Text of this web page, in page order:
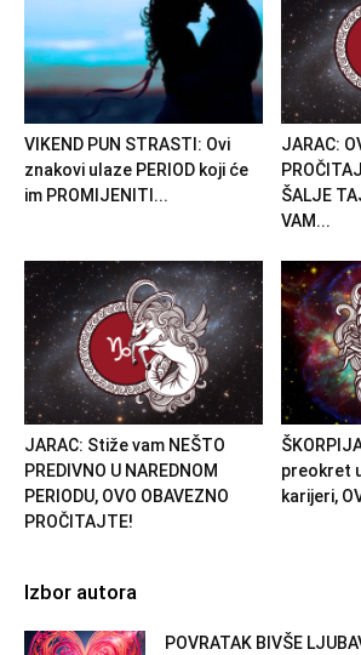
VIKEND PUN STRASTI: Ovi
znakovi ulaze PERIOD koji će
im PROMIJENITI...
JARAC:
ŠALJE
VAM...
JARAC: Stiže vam NEŠTO
PREDIVNO U NAREDNOM
PERIODU, OVO OBAVEZNO
PROČITAJTE!
preokret
karijeri,
Izbor autora
POVRATAK BIVŠE